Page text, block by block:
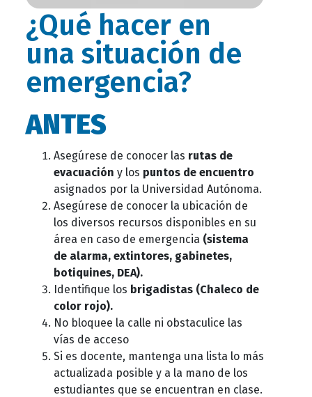
¿Qué hacer en
una situación de
emergencia?
ANTES
Asegúrese de conocer las rutas de
evacuación y los puntos de encuentro
asignados por la Universidad Autónoma.
Asegúrese de conocer la ubicación de
los diversos recursos disponibles en su
área en caso de emergencia (sistema
de alarma, extintores, gabinetes,
botiquines, DEA).
Identifique los brigadistas (Chaleco de
color rojo).
No bloquee la calle ni obstaculice las
vías de acceso
Si es docente, mantenga una lista lo más
actualizada posible y a la mano de los
estudiantes que se encuentran en clase.